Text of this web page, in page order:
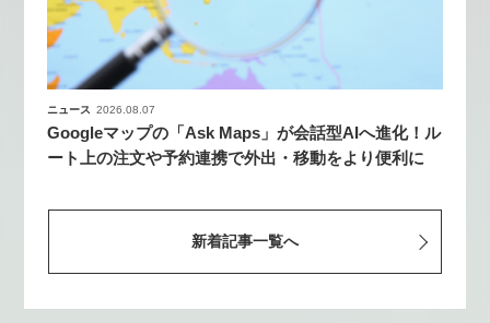
ニュース 2026.08.07
Googleマップの「Ask Maps」が会話型AIへ進化！ル
ート上の注文や予約連携で外出・移動をより便利に
新着記事一覧へ